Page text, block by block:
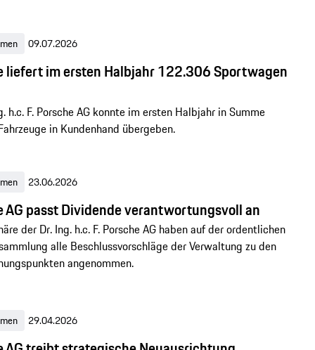
09.07.2026
liefert im ersten Halbjahr 122.306 Sportwagen
h.c. F. Porsche AG konnte im ersten Halbjahr in Summe
in Kundenhand übergeben.
23.06.2026
AG passt Dividende verantwortungsvoll an
der Dr. Ing. h.c. F. Porsche AG haben auf der ordentlichen
alle Beschlussvorschläge der Verwaltung zu den
angenommen.
29.04.2026